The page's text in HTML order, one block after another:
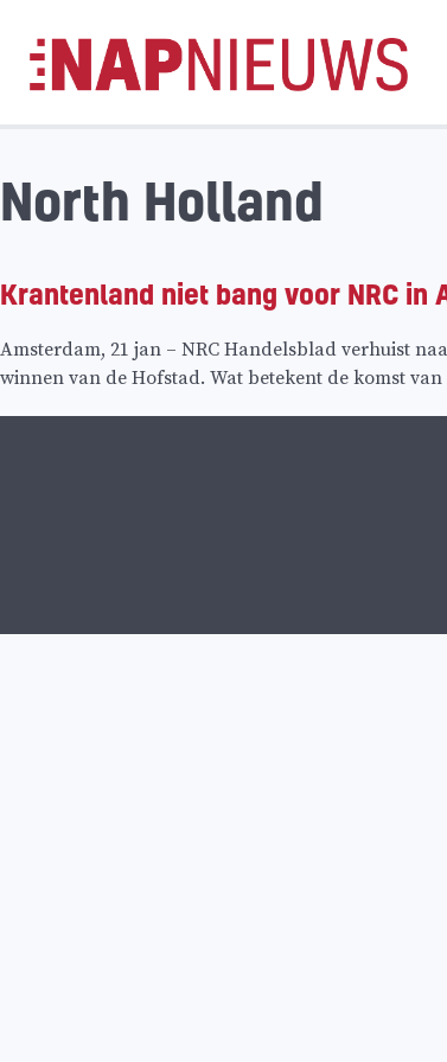
naar
inhoud
North Holland
Krantenland niet bang voor NRC in
Amsterdam, 21 jan – NRC Handelsblad verhuist
winnen van de Hofstad. Wat betekent de komst